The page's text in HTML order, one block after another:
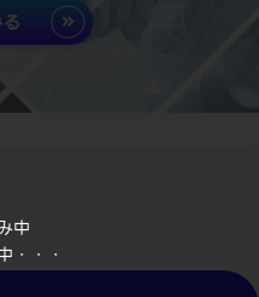
中
・・・